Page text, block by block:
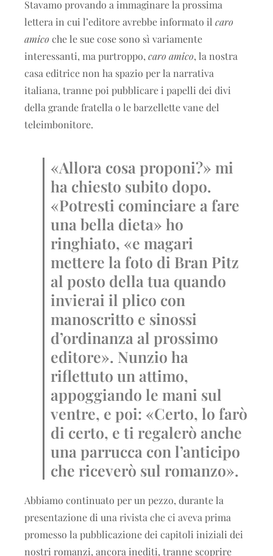
Stavamo provando a immaginare la prossima
lettera in cui l’editore avrebbe informato il caro
amico che le sue cose sono sì variamente
interessanti, ma purtroppo, caro amico, la nostra
casa editrice non ha spazio per la narrativa
italiana, tranne poi pubblicare i papelli dei divi
della grande fratella o le barzellette vane del
teleimbonitore.
«Allora cosa proponi?» mi
ha chiesto subito dopo.
«Potresti cominciare a fare
una bella dieta» ho
ringhiato, «e magari
mettere la foto di Bran Pitz
al posto della tua quando
invierai il plico con
manoscritto e sinossi
d’ordinanza al prossimo
editore». Nunzio ha
riflettuto un attimo,
appoggiando le mani sul
ventre, e poi: «Certo, lo farò
di certo, e ti regalerò anche
una parrucca con l’anticipo
che riceverò sul romanzo».
Abbiamo continuato per un pezzo, durante la
presentazione di una rivista che ci aveva prima
promesso la pubblicazione dei capitoli iniziali dei
nostri romanzi, ancora inediti, tranne scoprire